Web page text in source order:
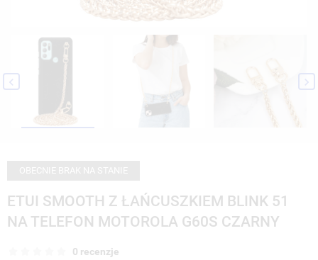
 
ETUI SMOOTH Z ŁAŃCUSZKIEM BLINK 51
NA TELEFON MOTOROLA G60S CZARNY
0 recenzje